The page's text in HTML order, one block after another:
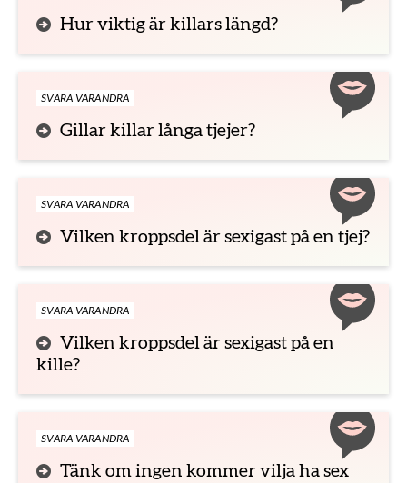
Hur viktig är killars längd?
SVARA VARANDRA
Gillar killar långa tjejer?
SVARA VARANDRA
Vilken kroppsdel är sexigast på en tjej?
SVARA VARANDRA
Vilken kroppsdel är sexigast på en
kille?
SVARA VARANDRA
Tänk om ingen kommer vilja ha sex